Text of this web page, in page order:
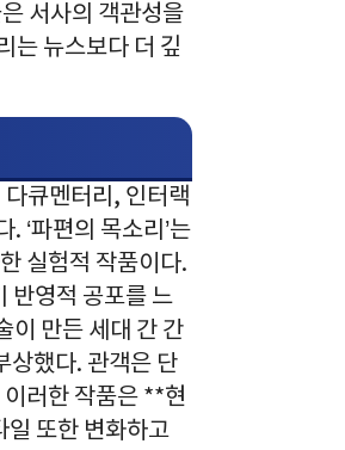
서사의 객관성을
는 뉴스보다 더 깊
큐멘터리, 인터랙
‘파편의 목소리’는
실험적 작품이다.
반영적 공포를 느
이 만든 세대 간 간
상했다. 관객은 단
러한 작품은 **현
일 또한 변화하고